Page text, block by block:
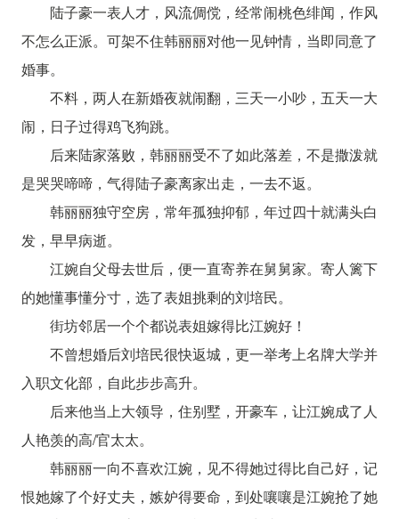
陆子豪一表人才，风流倜傥，经常闹桃色绯闻，作风
不怎么正派。可架不住韩丽丽对他一见钟情，当即同意了
婚事。
不料，两人在新婚夜就闹翻，三天一小吵，五天一大
闹，日子过得鸡飞狗跳。
后来陆家落败，韩丽丽受不了如此落差，不是撒泼就
是哭哭啼啼，气得陆子豪离家出走，一去不返。
韩丽丽独守空房，常年孤独抑郁，年过四十就满头白
发，早早病逝。
江婉自父母去世后，便一直寄养在舅舅家。寄人篱下
的她懂事懂分寸，选了表姐挑剩的刘培民。
街坊邻居一个个都说表姐嫁得比江婉好！
不曾想婚后刘培民很快返城，更一举考上名牌大学并
入职文化部，自此步步高升。
后来他当上大领导，住别墅，开豪车，让江婉成了人
人艳羡的高/官太太。
韩丽丽一向不喜欢江婉，见不得她过得比自己好，记
恨她嫁了个好丈夫，嫉妒得要命，到处嚷嚷是江婉抢了她